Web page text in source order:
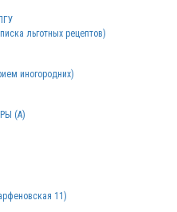
льготных рецептов)
иногородних)
(А)
11)